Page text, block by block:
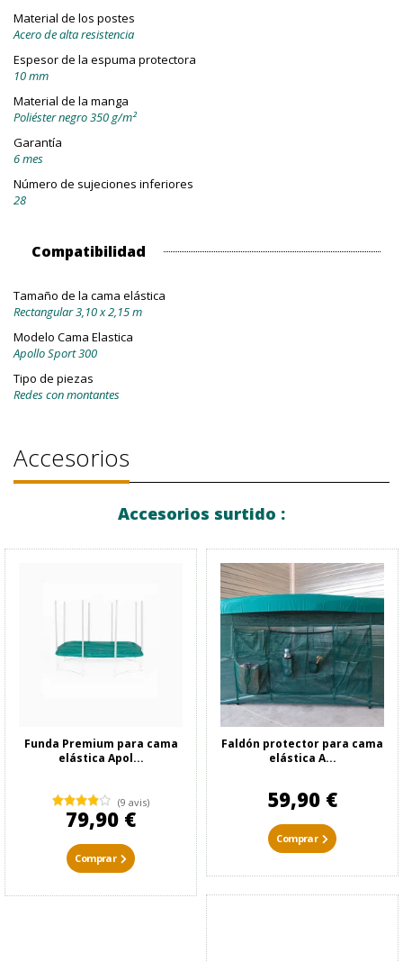
Material de los postes
Acero de alta resistencia
Espesor de la espuma protectora
10 mm
Material de la manga
Poliéster negro 350 g/m²
Garantía
6 mes
Número de sujeciones inferiores
28
Compatibilidad
Tamaño de la cama elástica
Rectangular 3,10 x 2,15 m
Modelo Cama Elastica
Apollo Sport 300
Tipo de piezas
Redes con montantes
Accesorios
Accesorios surtido :
Funda Premium para cama
elástica Apol...
(9 avis)
79,90 €
Comprar
Faldón protector para cama
elástica A...
59,90 €
Comprar